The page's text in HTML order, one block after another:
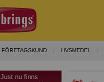
FÖRETAGSKUND LIVSMEDEL
Just nu finns